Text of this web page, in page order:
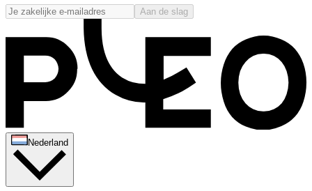
Aan de slag
Nederland